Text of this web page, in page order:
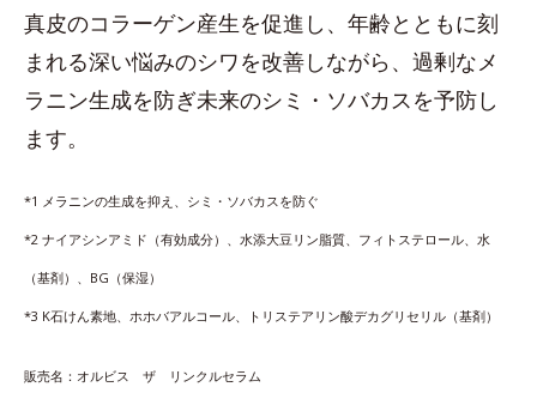
真皮のコラーゲン産生を促進し、年齢とともに刻
まれる深い悩みのシワを改善しながら、過剰なメ
ラニン生成を防ぎ未来のシミ・ソバカスを予防し
ます。
*1 メラニンの生成を抑え、シミ・ソバカスを防ぐ
*2 ナイアシンアミド（有効成分）、水添大豆リン脂質、フィトステロール、水
（基剤）、BG（保湿）
*3 K石けん素地、ホホバアルコール、トリステアリン酸デカグリセリル（基剤）
販売名：オルビス ザ リンクルセラム